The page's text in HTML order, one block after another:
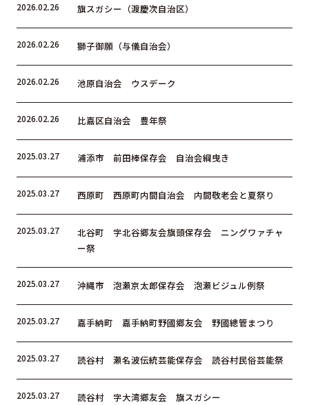
2026.02.26 旗スガシー（渡慶次自治区）
2026.02.26 獅子御願（与儀自治会）
2026.02.26 池原自治会 ウスデーク
2026.02.26 比嘉区自治会 豊年祭
2025.03.27 浦添市 前田棒保存会 自治会綱曳き
2025.03.27 西原町 西原町内間自治会 内間敬老会と夏祭り
2025.03.27
北谷町 字北谷郷友会旗頭保存会 ニングワァチャ
ー祭
2025.03.27 沖縄市 泡瀬京太郎保存会 泡瀬ビジュル例祭
2025.03.27 嘉手納町 嘉手納町野國郷友会 野國總管まつり
2025.03.27 読谷村 瀬名波伝統芸能保存会 読谷村民俗芸能祭
2025.03.27 読谷村 字大湾郷友会 旗スガシー